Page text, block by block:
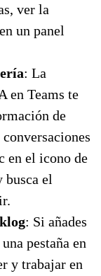
ver la
un panel
: La
en Teams te
de
en el icono de
busca el
: Si añades
pestaña en
y trabajar en